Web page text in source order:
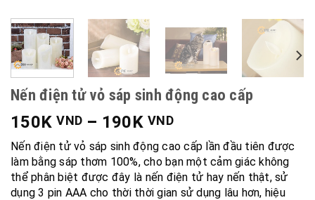
Nến điện tử vỏ sáp sinh động cao cấp
150KVND – 190K VND
Nến điện tử vỏ sáp sinh động cao cấp lần đầu tiên được
làm bằng sáp thơm 100%, cho bạn một cảm giác không
thể phân biệt được đây là nến điện tử hay nến thật, sử
dụng 3 pin AAA cho thời thời gian sử dụng lâu hơn, hiệu